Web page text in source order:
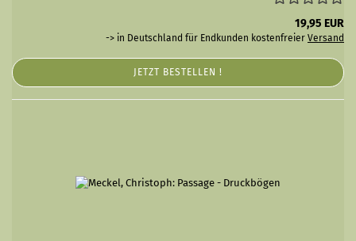
19,95 EUR
-> in Deutschland für Endkunden kostenfreier Versand
JETZT BESTELLEN !